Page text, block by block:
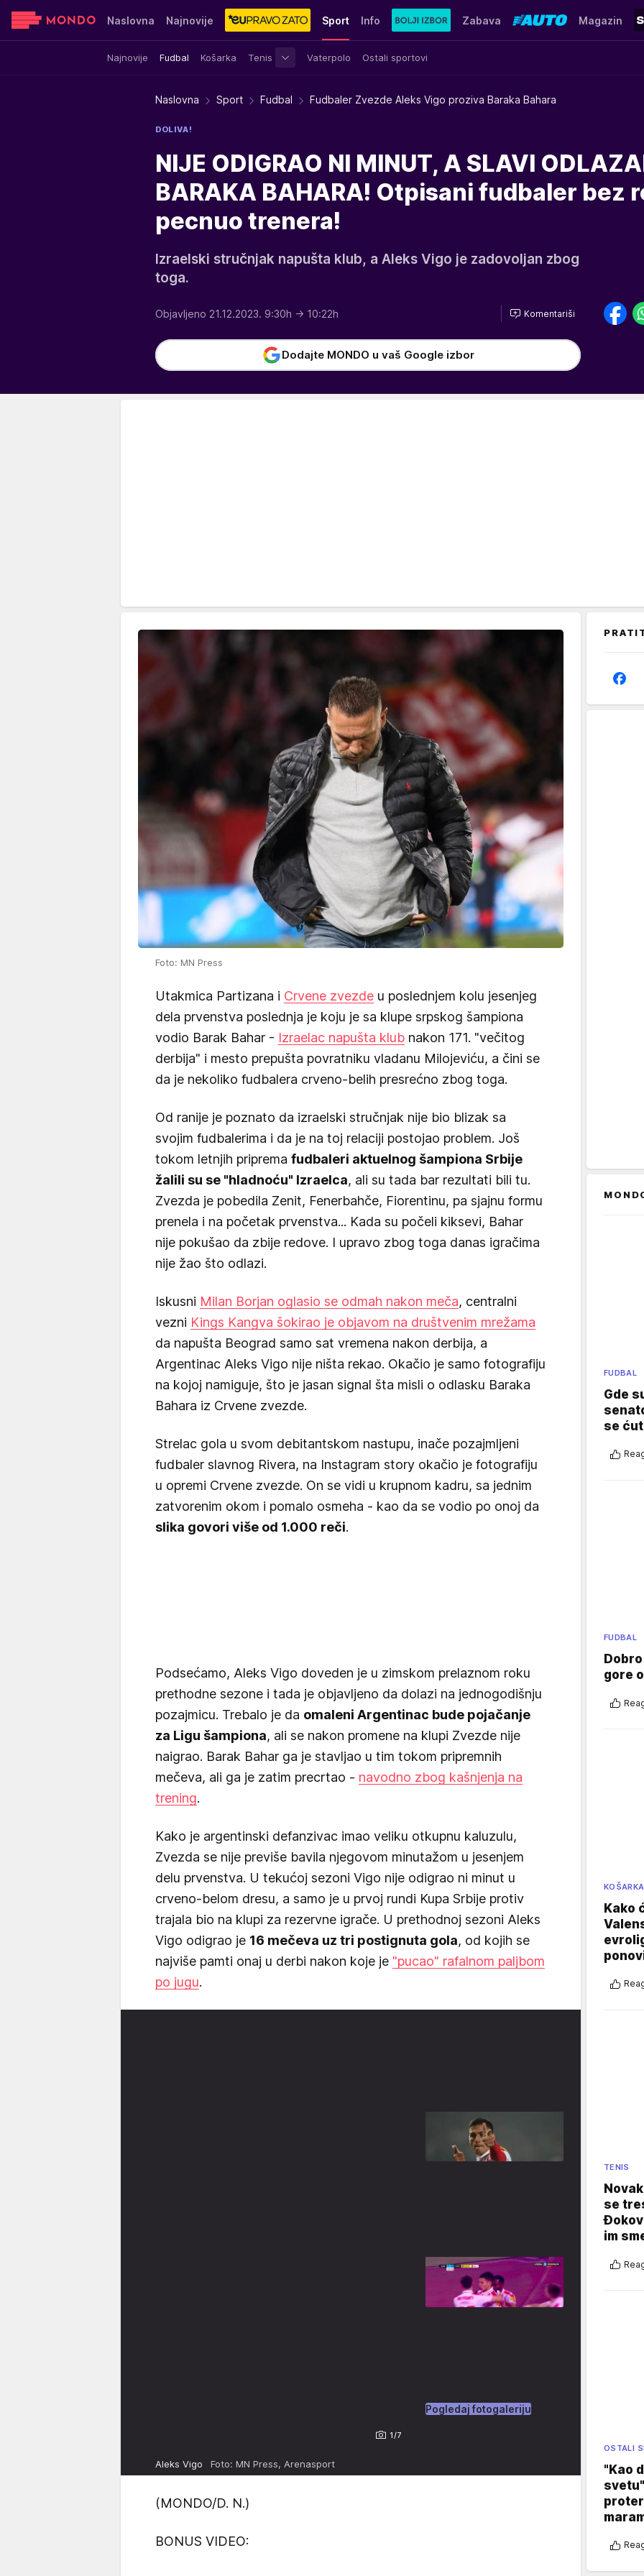
Naslovna Najnovije Sport
Najnovije Fudbal Košarka Tenis Vaterpolo Ostali sportovi
Info Zabava Magazin
Sensa Stvar ukusa Yumama
Naslovna Sport Fudbal Fudbaler Zvezde Aleks Vigo proziva Baraka Bahara
DOLIVA!
NIJE ODIGRAO NI MINUT, A SLAVI
BARAKA BAHARA! Otpisani fudbaler bez
pecnuo trenera!
Izraelski stručnjak napušta klub, a Aleks Vigo je zadovoljan zbog
toga.
Objavljeno 21.12.2023. 9:30h → 10:22h Komentariši
Dodajte MONDO u vaš Google izbor
Foto: MN Press
Utakmica Partizana i Crvene zvezde u poslednjem kolu jesenjeg
dela prvenstva poslednja je koju je sa klupe srpskog šampiona
vodio Barak Bahar - Izraelac napušta klub nakon 171. "večitog
derbija" i mesto prepušta povratniku vladanu Milojeviću, a čini se
da je nekoliko fudbalera crveno-belih presrećno zbog toga.
Od ranije je poznato da izraelski stručnjak nije bio blizak sa
svojim fudbalerima i da je na toj relaciji postojao problem. Još
tokom letnjih priprema fudbaleri aktuelnog šampiona Srbije
žalili su se "hladnoću" Izraelca, ali su tada bar rezultati bili tu.
Zvezda je pobedila Zenit, Fenerbahče, Fiorentinu, pa sjajnu formu
prenela i na početak prvenstva... Kada su počeli kiksevi, Bahar
nije pokušao da zbije redove. I upravo zbog toga danas igračima
nije žao što odlazi.
Iskusni Milan Borjan oglasio se odmah nakon meča, centralni
vezni Kings Kangva šokirao je objavom na društvenim mrežama
da napušta Beograd samo sat vremena nakon derbija, a
Argentinac Aleks Vigo nije ništa rekao. Okačio je samo fotografiju
na kojoj namiguje, što je jasan signal šta misli o odlasku Baraka
Bahara iz Crvene zvezde.
Strelac gola u svom debitantskom nastupu, inače pozajmljeni
fudbaler slavnog Rivera, na Instagram story okačio je fotografiju
u opremi Crvene zvezde. On se vidi u krupnom kadru, sa jednim
zatvorenim okom i pomalo osmeha - kao da se vodio po onoj da
slika govori više od 1.000 reči.
Podsećamo, Aleks Vigo doveden je u zimskom prelaznom roku
prethodne sezone i tada je objavljeno da dolazi na jednogodišnju
pozajmicu. Trebalo je da omaleni Argentinac bude pojačanje
za Ligu šampiona, ali se nakon promene na klupi Zvezde nije
naigrao. Barak Bahar ga je stavljao u tim tokom pripremnih
mečeva, ali ga je zatim precrtao - navodno zbog kašnjenja na
trening.
Kako je argentinski defanzivac imao veliku otkupnu kaluzulu,
Zvezda se nije previše bavila njegovom minutažom u jesenjem
delu prvenstva. U tekućoj sezoni Vigo nije odigrao ni minut u
crveno-belom dresu, a samo je u prvoj rundi Kupa Srbije protiv
trajala bio na klupi za rezervne igrače. U prethodnoj sezoni Aleks
Vigo odigrao je 16 mečeva uz tri postignuta gola, od kojih se
najviše pamti onaj u derbi nakon koje je "pucao" rafalnom paljbom
po jugu.
1/7
Pogledaj fotogaleriju
Aleks Vigo Foto: MN Press, Arenasport
(MONDO/D. N.)
BONUS VIDEO:
FUDBAL
Gde
se
FUDBAL
gore
KOŠARKA
Kako
TENIS
se
im
OSTALI
"Kao